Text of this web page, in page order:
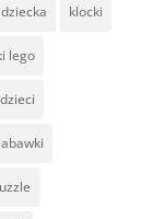
klocki
lego